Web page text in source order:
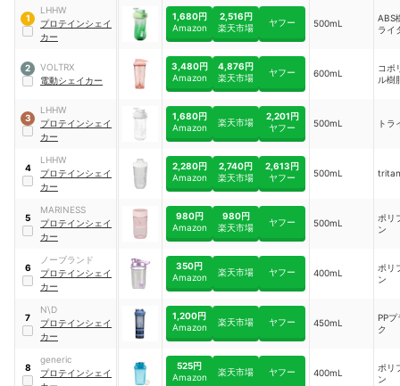
1
LHHW
プロテインシェイ
カー
1,680円
Amazon
2,516円
楽天市場
ヤフー 500mL
ABS
ライ
2
VOLTRX
電動シェイカー
3,480円
Amazon
4,876円
楽天市場
ヤフー 600mL
コポ
ル樹
3
LHHW
プロテインシェイ
カー
1,680円
Amazon
楽天市場
2,201円
ヤフー
500mL トラ
4
LHHW
プロテインシェイ
カー
2,280円
Amazon
2,740円
楽天市場
2,613円
ヤフー
500mL tritan
5
MARINESS
プロテインシェイ
カー
980円
Amazon
980円
楽天市場
ヤフー 500mL
ポリ
ン
6
ノーブランド
プロテインシェイ
カー
350円
Amazon
楽天市場 ヤフー 400mL
ポリ
ン
7
N\D
プロテインシェイ
カー
1,200円
Amazon
楽天市場 ヤフー 450mL
PPプ
ク
8
generic
プロテインシェイ
525円
Amazon
楽天市場 ヤフー 400mL
ポリ
ン